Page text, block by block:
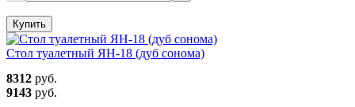
Купить
Стол туалетный ЯН-18 (дуб сонома)
8312 руб.
9143 руб.